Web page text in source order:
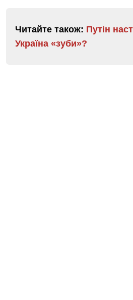
Читайте також: Путін
Україна «зуби»?